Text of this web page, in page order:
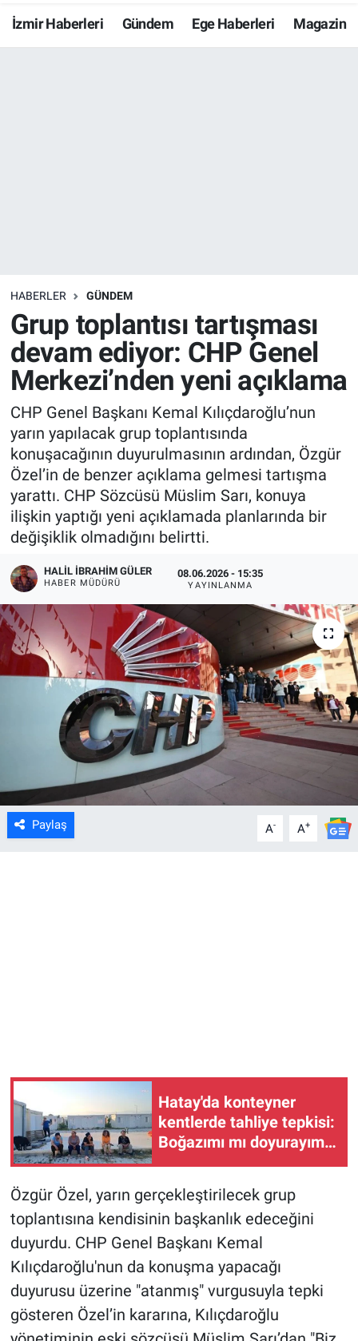
İzmir Haberleri Gündem Ege Haberleri Magazin
HABERLER GÜNDEM
Grup toplantısı tartışması
devam ediyor: CHP Genel
Merkezi’nden yeni açıklama
CHP Genel Başkanı Kemal Kılıçdaroğlu’nun
yarın yapılacak grup toplantısında
konuşacağının duyurulmasının ardından, Özgür
Özel’in de benzer açıklama gelmesi tartışma
yarattı. CHP Sözcüsü Müslim Sarı, konuya
ilişkin yaptığı yeni açıklamada planlarında bir
değişiklik olmadığını belirtti.
HALIL İBRAHIM GÜLER
HABER MÜDÜRÜ
08.06.2026 - 15:35
YAYINLANMA
Paylaş A- A+
Hatay'da konteyner
kentlerde tahliye tepkisi:
Boğazımı mı doyurayım,
Özgür Özel, yarın gerçekleştirilecek grup
toplantısına kendisinin başkanlık edeceğini
duyurdu. CHP Genel Başkanı Kemal
Kılıçdaroğlu'nun da konuşma yapacağı
duyurusu üzerine "atanmış" vurgusuyla tepki
gösteren Özel’in kararına, Kılıçdaroğlu
Resmi İlanlar